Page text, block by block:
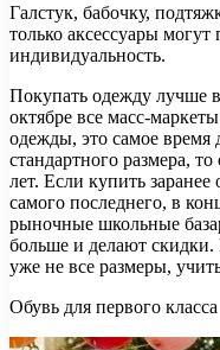
Галстук, бабочку,
только аксессуары могут
индивидуальность.
Покупать одежду лучше
октябре все масс-
одежды, это самое время
стандартного размера,
лет. Если купить
самого последнего, в
рыночные школьные
больше и делают скидки.
уже не все размеры,
Обувь для первого класса